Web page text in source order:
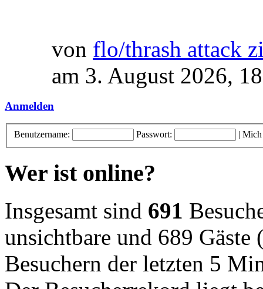
von flo/thrash attack
am 3. August 2026,
Anmelden
Benutzername: Passwort: | Mich
Wer ist online?
Insgesamt sind 691
unsichtbare und 689 Gäste
Besuchern der letzten 5